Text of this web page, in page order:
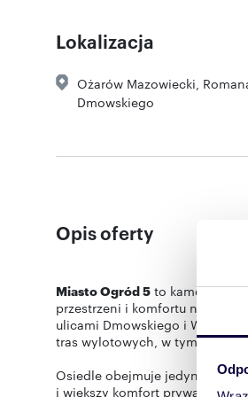
Lokalizacja
Ożarów Mazowiecki,
Dmowskiego
Opis oferty
Miasto Ogród 5 to kameralne
przestrzeni i komfortu na co
ulicami Dmowskiego i Widok,
tras wylotowych, w tym A2 i
Osiedle obejmuje jedynie 16
i większy komfort prywatności.